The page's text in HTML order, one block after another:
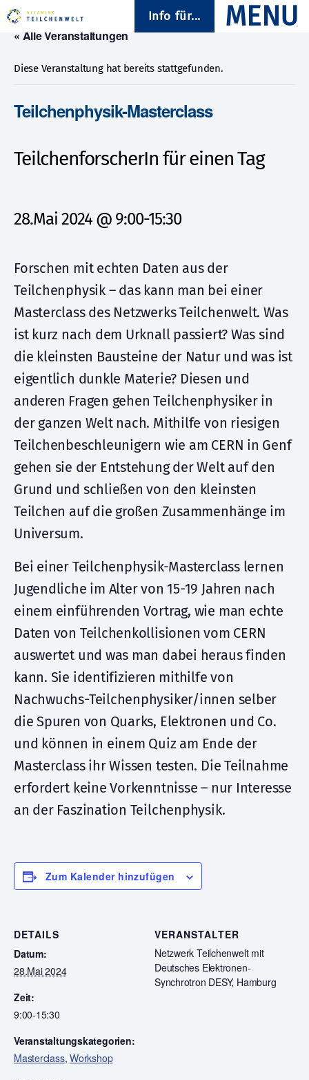
Info für...
« Alle Veranstaltungen
Diese Veranstaltung hat bereits stattgefunden.
Teilchenphysik-Masterclass
TeilchenforscherIn für einen Tag
28.Mai 2024 @ 9:00-15:30
Forschen mit echten Daten aus der
Teilchenphysik – das kann man bei einer
Masterclass des Netzwerks Teilchenwelt. Was
ist kurz nach dem Urknall passiert? Was sind
die kleinsten Bausteine der Natur und was ist
eigentlich dunkle Materie? Diesen und
anderen Fragen gehen Teilchenphysiker in
der ganzen Welt nach. Mithilfe von riesigen
Teilchenbeschleunigern wie am CERN in Genf
gehen sie der Entstehung der Welt auf den
Grund und schließen von den kleinsten
Teilchen auf die großen Zusammenhänge im
Universum.
Bei einer Teilchenphysik-Masterclass lernen
Jugendliche im Alter von 15-19 Jahren nach
einem einführenden Vortrag, wie man echte
Daten von Teilchenkollisionen vom CERN
auswertet und was man dabei heraus finden
kann. Sie identifizieren mithilfe von
Nachwuchs-Teilchenphysiker/innen selber
die Spuren von Quarks, Elektronen und Co.
und können in einem Quiz am Ende der
Masterclass ihr Wissen testen. Die Teilnahme
erfordert keine Vorkenntnisse – nur Interesse
an der Faszination Teilchenphysik.
Zum Kalender hinzufügen
DETAILS
Datum:
28.Mai 2024
Zeit:
9:00-15:30
Veranstaltungskategorien:
Masterclass,Workshop
VERANSTALTER
Netzwerk Teilchenwelt mit
Deutsches Elektronen-
Synchrotron DESY, Hamburg